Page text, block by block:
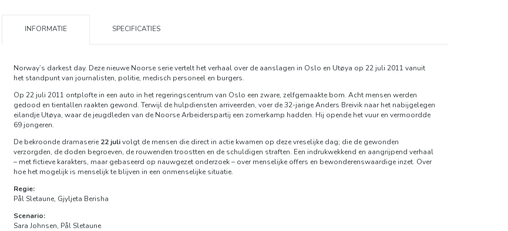
INFORMATIE SPECIFICATIES
Norway’s darkest day. Deze nieuwe Noorse serie vertelt het verhaal over de aanslagen in Oslo en Utøya op 22 juli 2011 vanuit
het standpunt van journalisten, politie, medisch personeel en burgers.
Op 22 juli 2011 ontplofte in een auto in het regeringscentrum van Oslo een zware, zelfgemaakte bom. Acht mensen werden
gedood en tientallen raakten gewond. Terwijl de hulpdiensten arriveerden, voer de 32-jarige Anders Breivik naar het nabijgelegen
eilandje Utøya, waar de jeugdleden van de Noorse Arbeiderspartij een zomerkamp hadden. Hij opende het vuur en vermoordde
69 jongeren.
De bekroonde dramaserie 22 julivolgt de mensen die direct in actie kwamen op deze vreselijke dag; die de gewonden
verzorgden, de doden begroeven, de rouwenden troostten en de schuldigen straften. Een indrukwekkend en aangrijpend verhaal
– met fictieve karakters, maar gebaseerd op nauwgezet onderzoek – over menselijke offers en bewonderenswaardige inzet. Over
hoe het mogelijk is menselijk te blijven in een onmenselijke situatie.
Regie:
Pål Sletaune, Gjyljeta Berisha
Scenario:
Sara Johnsen, Pål Sletaune